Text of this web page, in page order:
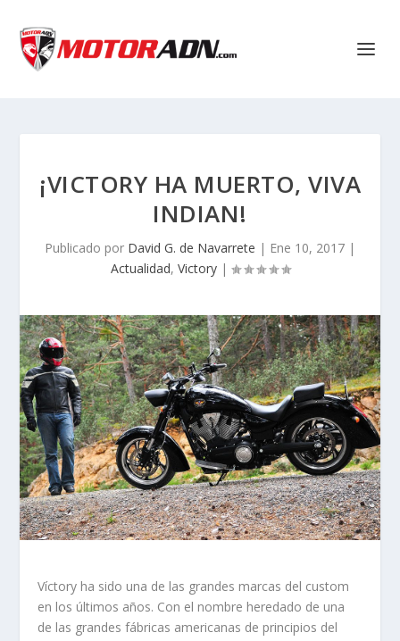
¡VICTORY HA MUERTO, VIVA
INDIAN!
Publicado por David G. de Navarrete | Ene 10, 2017 |
Actualidad, Victory|
Víctory ha sido una de las grandes marcas del custom
en los últimos años. Con el nombre heredado de una
de las grandes fábricas americanas de principios del